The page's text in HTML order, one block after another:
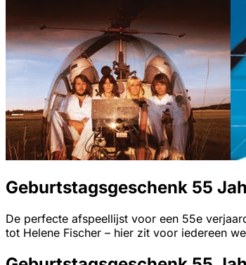
Geburtstagsgeschenk 55
De perfecte afspeellijst voor een 55e
tot Helene Fischer – hier zit voor iedereen